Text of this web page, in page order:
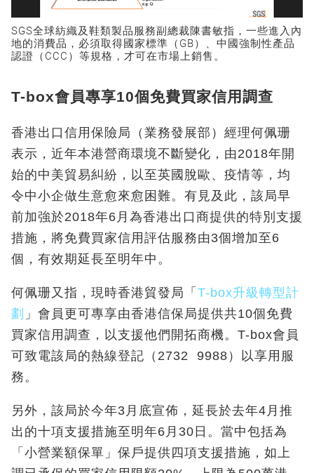
SGS全球紡織及鞋類製品服務副總裁陳書敏指，一些進入內
地的消費品，必須取得國家標準（GB）、中國強制性產品
認證（CCC）等規格，才可在市場上銷售。
T-box會員專享10個免費買家信用調查
香港出口信用保險局（業務發展部）經理何佩珊
表示，近年本港營商環境不斷變化，由2018年開
始的中美貿易糾紛，以至英國脫歐、疫情等，均
令中小企做生意愈來愈困難。有見及此，該局早
前加強於2018年6月為香港出口商提供的特別支援
措施，將免費買家信用評估服務由3個增加至6
個，有效期延長至明年中。
何佩珊又指，現時香港貿發局「 T-box升級轉型計
劃 」會員更可專享由香港信保局提供共10個免費
買家信用調查，以支援他們開拓商機。T-box會員
可致電該局的熱線登記（2732 9988）以享用服
務。
另外，該局於今年3月底宣佈，延長於去年4月推
出的十項支援措施至明年6月30日。當中包括為
「小營業額保單」保戶提供四項支援措施，如上